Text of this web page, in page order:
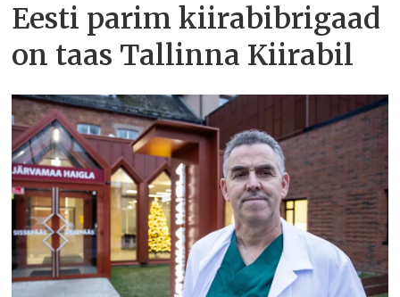
Eesti parim kiirabibrigaad
on taas Tallinna Kiirabil